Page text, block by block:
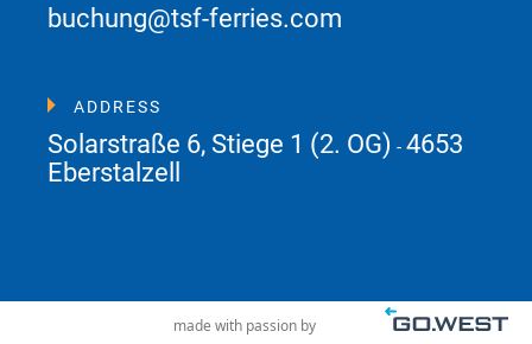
buchung@tsf-ferries.com
ADDRESS
Solarstraße 6, Stiege 1 (2. OG) - 4653
Eberstalzell
made with passion by